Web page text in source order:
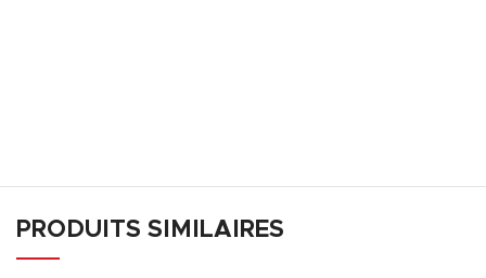
PRODUITS SIMILAIRES